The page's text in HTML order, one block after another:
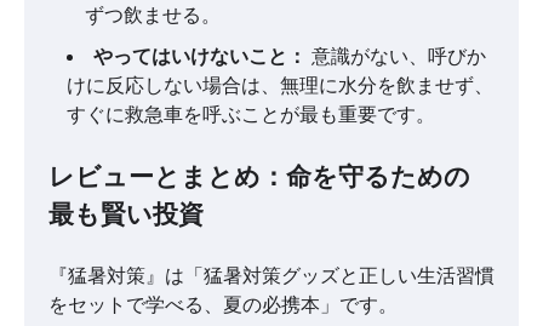
ずつ飲ませる。
やってはいけないこと： 意識がない、呼びか
けに反応しない場合は、無理に水分を飲ませず、
すぐに救急車を呼ぶことが最も重要です。
レビューとまとめ：命を守るための
最も賢い投資
『猛暑対策』は「猛暑対策グッズと正しい生活習慣
をセットで学べる、夏の必携本」です。